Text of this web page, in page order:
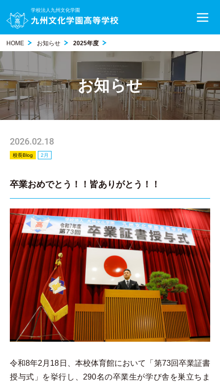
学校法人九州文化学園
HOME お知らせ 2025年度
お知らせ
2026.02.18
校長Blog 2月
卒業おめでとう！！皆ありがとう！！
令和8年2月18日、本校体育館において「第73回卒業証書
授与式」を挙行し、290名の卒業生が学び舎を巣立ちま